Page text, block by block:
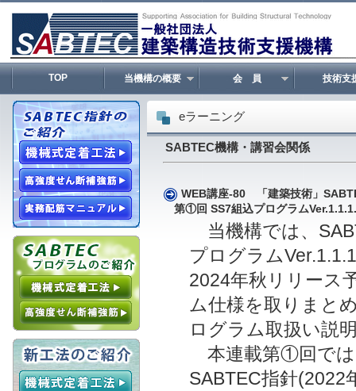
TOP 当機構の概要 会 員 技術支
eラーニング
SABTEC機構・講習会関係
WEB講座-80 「建築技術」
第①回 SS7組込プログラム
当機構では、
プログラム
2024年秋リリース
ム仕様を取りまと
ログラム取扱い説
本連載第①回では
SABTEC指針